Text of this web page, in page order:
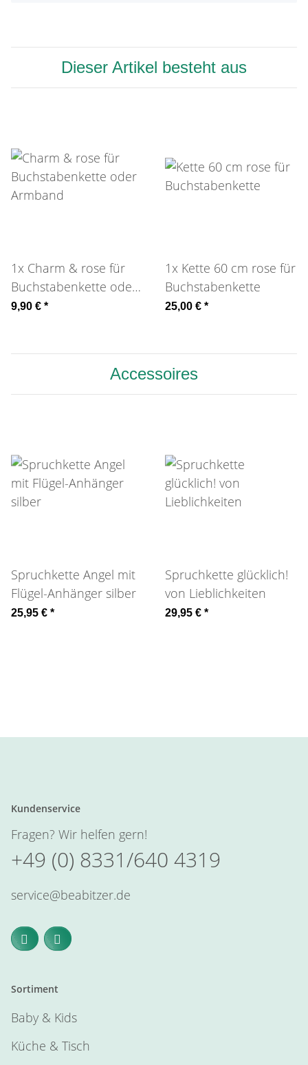
Dieser Artikel besteht aus
1x Charm & rose für
Buchstabenkette oder
Armband
9,90 € *
1x Kette 60 cm rose für
Buchstabenkette
25,00 € *
Accessoires
Spruchkette Angel mit
Flügel-Anhänger silber
25,95 € *
Spruchkette glücklich!
von Lieblichkeiten
29,95 € *
Kundenservice
Fragen? Wir helfen gern!
+49 (0) 8331/640 4319
service@beabitzer.de
Sortiment
Baby & Kids
Küche & Tisch